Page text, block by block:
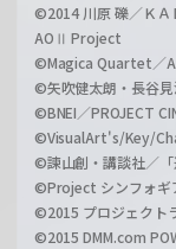
©2014 川原 礫／ＫＡ
AOⅡ Project
©Magica Quartet／
©矢吹健太朗・長谷
©BNEI／PROJECT
©VisualArt's/Key/
©諫山創・講談社／
©Project シンフォギ
©2015 プロジェクト
©2015 DMM.com